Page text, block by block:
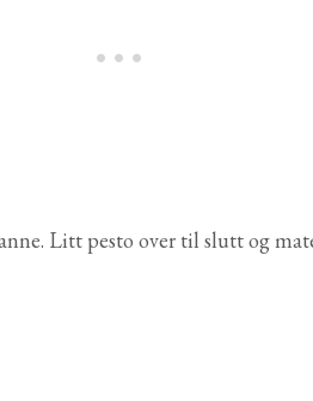
Litt pesto over til slutt og